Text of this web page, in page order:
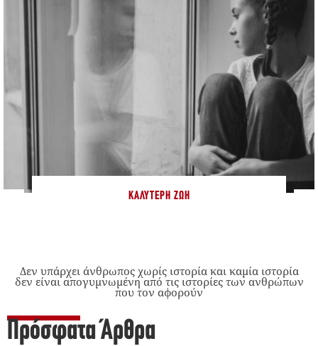
ΚΑΛΎΤΕΡΗ ΖΩΉ
Δεν υπάρχει άνθρωπος χωρίς ιστορία και καμία ιστορία
δεν είναι απογυμνωμένη από τις ιστορίες των ανθρώπων
που τον αφορούν
Πρόσφατα Άρθρα